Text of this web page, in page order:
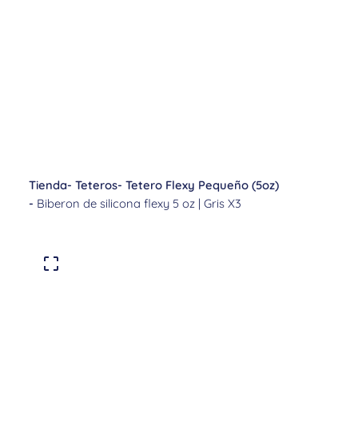
Tienda- Teteros- Tetero Flexy Pequeño (5oz)
- Biberon de silicona flexy 5 oz | Gris X3